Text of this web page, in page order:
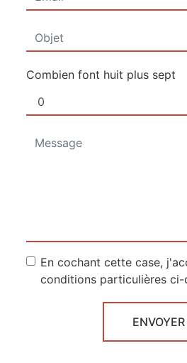
Combien font huit plus sept
En cochant cette case,
conditions particulières ci-
ENVOYER